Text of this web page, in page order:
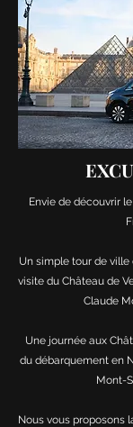
Envie de découvrir
Un simple tour de
visite du Château de
Claude
Une journée aux
du débarquement en
Mont-
Nous vous proposons